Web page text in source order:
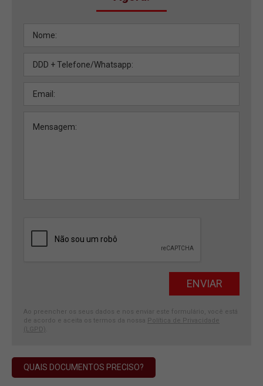
Ao preencher os seus dados e nos enviar este formulário, você está
de acordo e aceita os termos da nossa
Política de Privacidade
(LGPD)
QUAIS DOCUMENTOS PRECISO?